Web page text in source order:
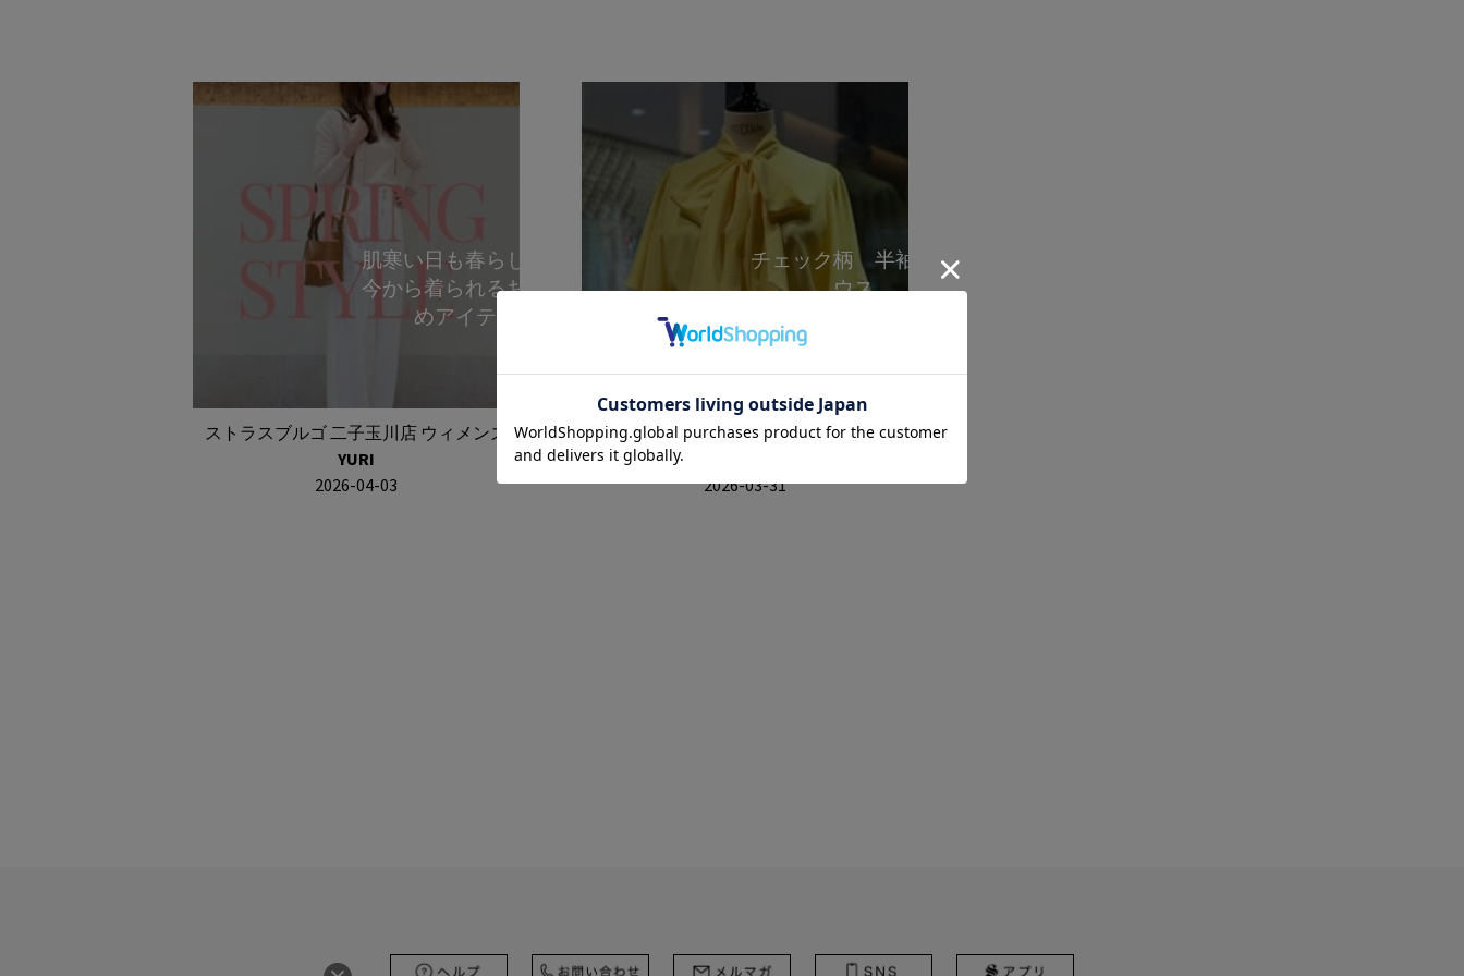
肌寒い日も春らしく🌸
今から着られるおすす
めアイテム
ストラスブルゴ 二子玉川店 ウィメンズ
YURI
2026-04-03
チェック柄 半袖ブラ
ウス
ストラスブルゴ 名古屋店ウィメンズ
2026-03-31